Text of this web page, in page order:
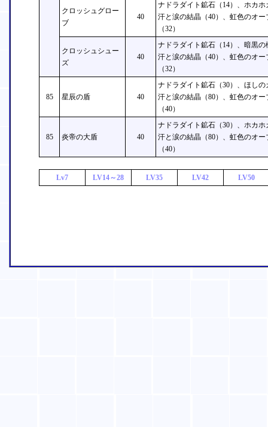
クロッシュグロー
ブ
40
ナドラダイト鉱石（14）、ホカ
汗と涙の結晶（40）、虹色のオ
（32）
クロッシュシュー
ズ
40
ナドラダイト鉱石（14）、暗黒の
汗と涙の結晶（40）、虹色のオ
（32）
85 星辰の盾 40
ナドラダイト鉱石（30）、ほしの
汗と涙の結晶（80）、虹色のオ
（40）
85 炎帝の大盾 40
ナドラダイト鉱石（30）、ホカ
汗と涙の結晶（80）、虹色のオ
（40）
Lv7 LV14～28 LV35 LV42 LV50